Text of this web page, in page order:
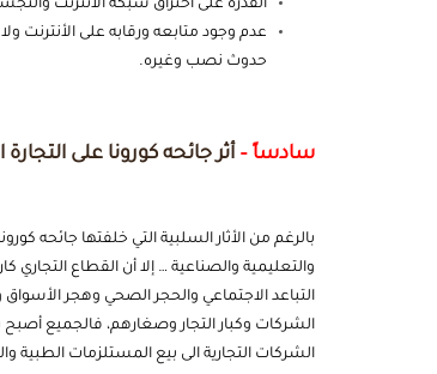
القدرة على اختراق شبكه الأنترنت
عدم وجود متابعه ورقابه على الأنترنت
حدوث نصب وغيره.
سادساً – أثر جائحه كورونا على التجارة
بالرغم من الأثار السلبية التي خلفتها جائحه
والتعليمية والصناعية … إلا أن القطاع التجاري
التباعد الاجتماعي والحجر الصحي وهجر الأسواق
الشركات وكبار التجار وصغارهم، فالجميع
الشركات التجارية الى بيع المستلزمات الطبية